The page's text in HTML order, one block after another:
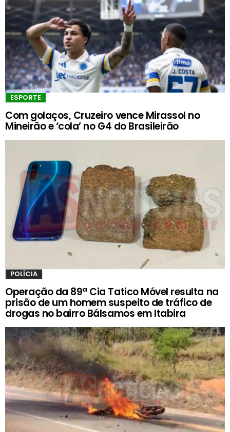
ESPORTE
Com golaços, Cruzeiro vence Mirassol no
Mineirão e ‘cola’ no G4 do Brasileirão
POLÍCIA
Operação da 89ª Cia Tatico Móvel resulta na
prisão de um homem suspeito de tráfico de
drogas no bairro Bálsamos em Itabira